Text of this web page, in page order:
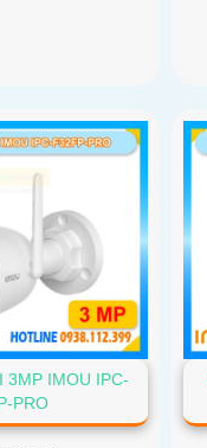
3MP IMOU IPC-
PRO